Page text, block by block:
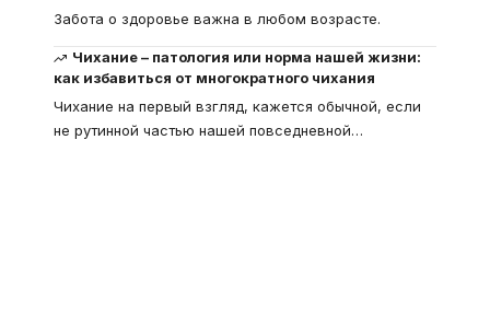
Забота о здоровье важна в любом возрасте.
Чихание – патология или норма нашей жизни:
как избавиться от многократного чихания
Чихание на первый взгляд, кажется обычной, если
не рутинной частью нашей повседневной…